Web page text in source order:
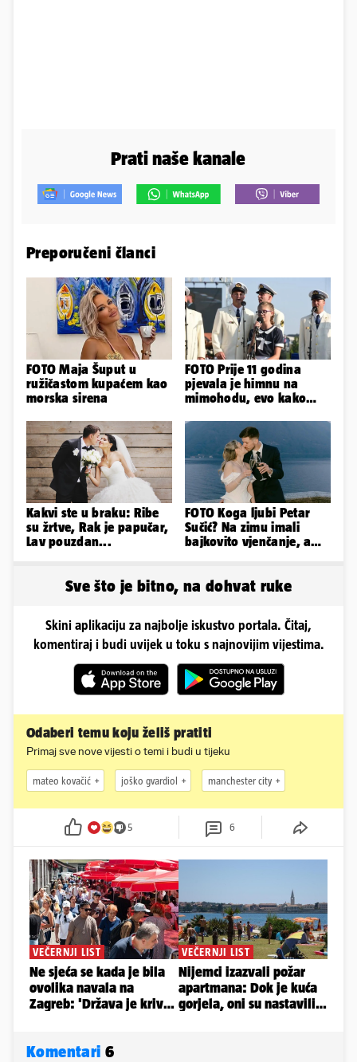
Prati naše kanale
Preporučeni članci
FOTO Maja Šuput u
ružičastom kupaćem kao
morska sirena
FOTO Prije 11 godina
pjevala je himnu na
mimohodu, evo kako
Negovetić
Kakvi ste u braku: Ribe
su žrtve, Rak je papučar,
Lav pouzdan...
FOTO Koga ljubi Petar
Sučić? Na zimu imali
bajkovito vjenčanje, a
Sve što je bitno, na dohvat ruke
Skini aplikaciju za najbolje iskustvo portala. Čitaj,
komentiraj i budi uvijek u toku s najnovijim vijestima.
Odaberi temu koju želiš pratiti
Primaj sve nove vijesti o temi i budi u tijeku
mateo kovačić joško gvardiol manchester city
5 6
Komentari 6